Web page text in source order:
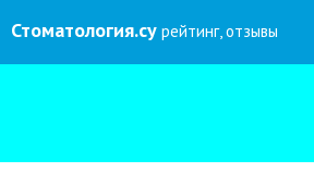
Стоматология.су рейтинг, отзывы